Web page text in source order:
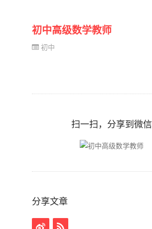
初中高级数学教师
初中
扫一扫，分享到微信
分享文章